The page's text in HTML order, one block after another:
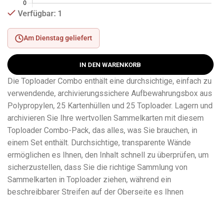
Verfügbar: 1
Am Dienstag geliefert
IN DEN WARENKORB
Die Toploader Combo enthält eine durchsichtige, einfach zu
verwendende, archivierungssichere Aufbewahrungsbox aus
Polypropylen, 25 Kartenhüllen und 25 Toploader. Lagern und
archivieren Sie Ihre wertvollen Sammelkarten mit diesem
Toploader Combo-Pack, das alles, was Sie brauchen, in
einem Set enthält. Durchsichtige, transparente Wände
ermöglichen es Ihnen, den Inhalt schnell zu überprüfen, um
sicherzustellen, dass Sie die richtige Sammlung von
Sammelkarten in Toploader ziehen, während ein
beschreibbarer Streifen auf der Oberseite es Ihnen